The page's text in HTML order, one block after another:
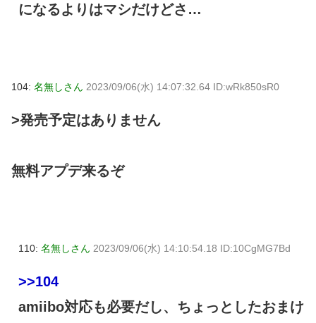
になるよりはマシだけどさ…
104: 名無しさん 2023/09/06(水) 14:07:32.64 ID:wRk850sR0
>発売予定はありません
無料アプデ来るぞ
110: 名無しさん 2023/09/06(水) 14:10:54.18 ID:10CgMG7Bd
>>104
amiibo対応も必要だし、ちょっとしたおまけ